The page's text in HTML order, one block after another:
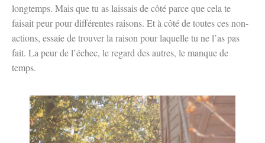
longtemps. Mais que tu as laissais de côté parce que cela te
faisait peur pour différentes raisons. Et à côté de toutes ces non-
actions, essaie de trouver la raison pour laquelle tu ne l’as pas
fait. La peur de l’échec, le regard des autres, le manque de
temps.